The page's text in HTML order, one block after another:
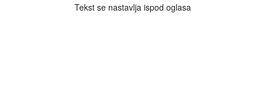
Tekst se nastavlja ispod oglasa